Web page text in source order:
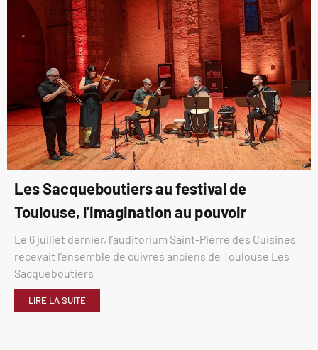
Les Sacqueboutiers au festival de
Toulouse, l’imagination au pouvoir
Le 6 juillet dernier, l’auditorium Saint-Pierre des Cuisines
recevait l’ensemble de cuivres anciens de Toulouse Les
Sacqueboutiers
LIRE LA SUITE